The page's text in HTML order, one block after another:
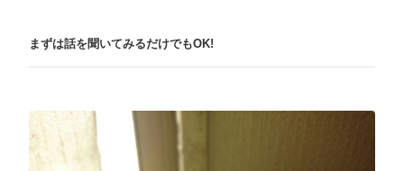
まずは話を聞いてみるだけでもOK!